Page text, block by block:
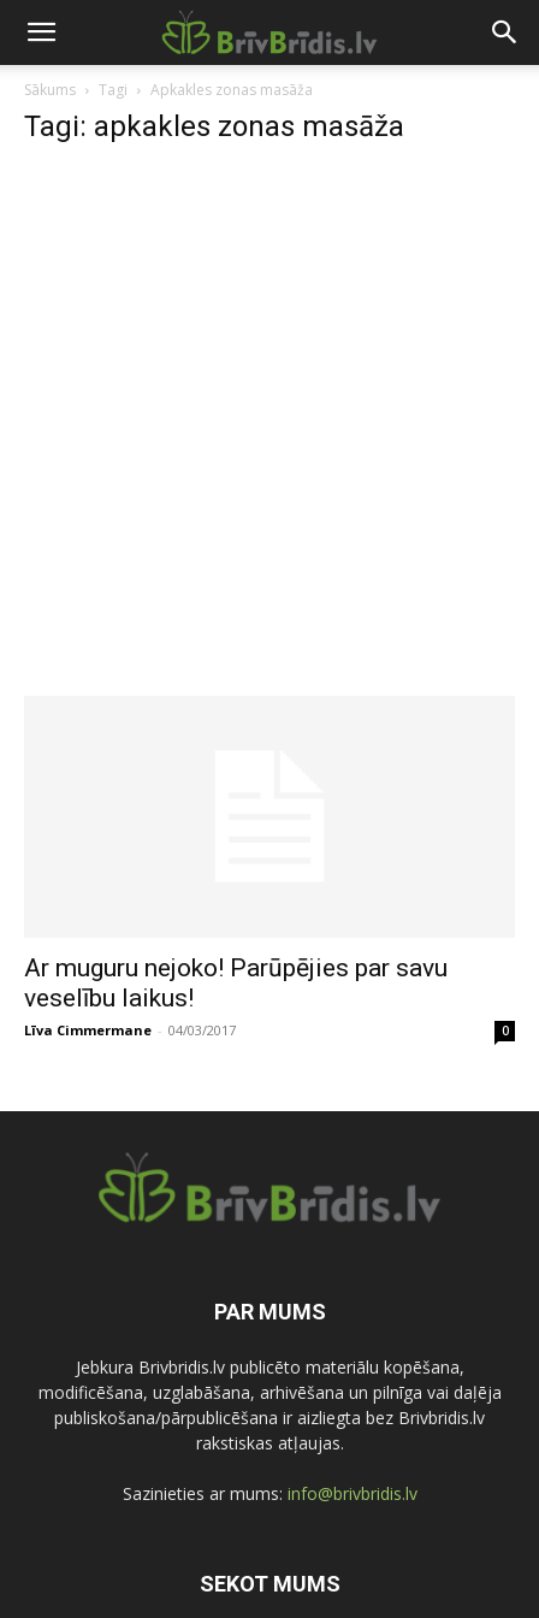
Sākums Tagi Apkakles zonas masāža
Tagi: apkakles zonas masāža
Ar muguru nejoko! Parūpējies par savu
veselību laikus!
Līva Cimmermane - 04/03/2017 0
PAR MUMS
Jebkura Brivbridis.lv publicēto materiālu kopēšana,
modificēšana, uzglabāšana, arhivēšana un pilnīga vai daļēja
publiskošana/pārpublicēšana ir aizliegta bez Brivbridis.lv
rakstiskas atļaujas.
Sazinieties ar mums: info@brivbridis.lv
SEKOT MUMS